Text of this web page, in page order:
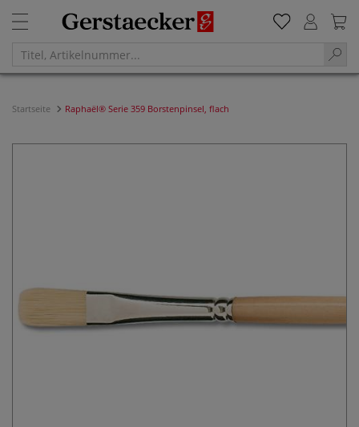
Startseite Raphaël® Serie 359 Borstenpinsel, flach